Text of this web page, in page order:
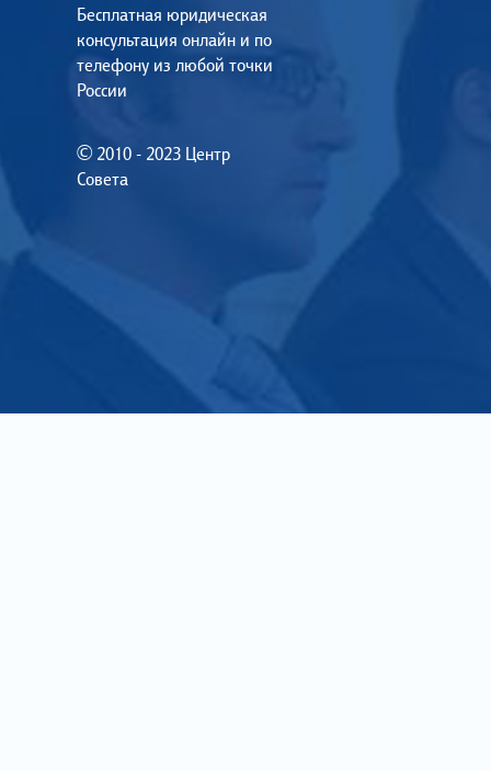
Бесплатная юридическая
консультация онлайн и по
телефону из любой точки
России
© 2010 - 2023 Центр
Совета